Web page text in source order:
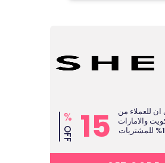
15
%
OFF
للعملاء من
والامارات
بقيمة خصم 15% للمشتريات